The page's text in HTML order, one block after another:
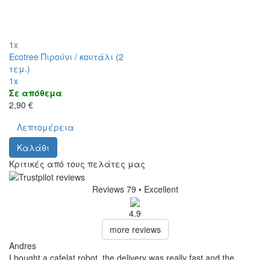
1x
Ecotree Πιρούνι / κουτάλι (2
τεμ.)
1x
Σε απόθεμα
2,90 €
Λεπτομέρεια
Καλάθι
Κριτικές από τους πελάτες μας
Reviews 79 • Excellent
4.9
more reviews
Andres